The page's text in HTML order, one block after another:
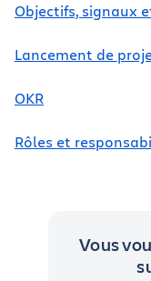
Objectifs, signaux
Lancement de
OKR
Rôles et
Vous